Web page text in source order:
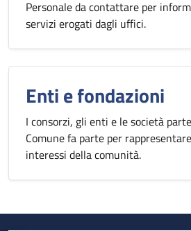
Personale da contattare per
servizi erogati dagli uffici.
Enti e fondazioni
I consorzi, gli enti e le società
Comune fa parte per
interessi della comunità.